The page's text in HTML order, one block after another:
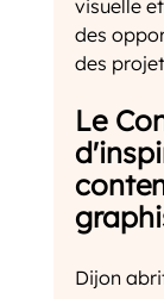
visuelle
des
des
Le
Dijon